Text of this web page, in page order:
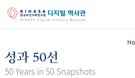
걸어온 길 기관 변천사
성과 50선
50 Years in 50 Snapshots